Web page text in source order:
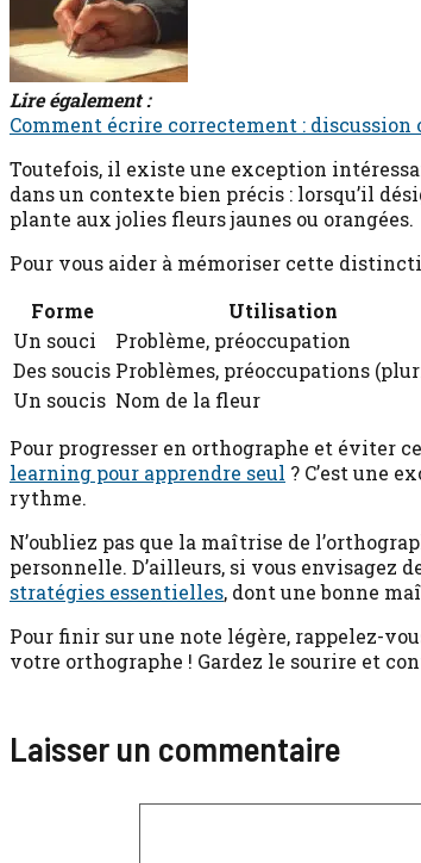
Lire également :
Comment écrire correctement :
Toutefois, il existe une exception
dans un contexte bien précis : lorsqu’il
plante aux jolies fleurs jaunes ou orangées.
Pour vous aider à mémoriser cette
Forme
Utilisation
Un souci
Problème, préoccupation
Des soucis Problèmes, préoccupations
Un soucis Nom de la fleur
Pour progresser en orthographe et éviter
learning pour apprendre seul ? C’est une
rythme.
N’oubliez pas que la maîtrise de
personnelle. D’ailleurs, si vous envisagez
stratégies essentielles, dont une bonne
Pour finir sur une note légère, rappelez-
votre orthographe ! Gardez le sourire et
Laisser un commentaire